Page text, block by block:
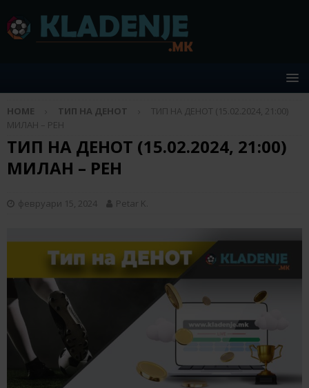
HOME ТИП НА ДЕНОТ
ТИП НА ДЕНОТ (15.02.2024, 21:00)
МИЛАН – РЕН
ТИП НА ДЕНОТ (15.02.2024, 21:00)
МИЛАН – РЕН
февруари 15, 2024 Petar K.